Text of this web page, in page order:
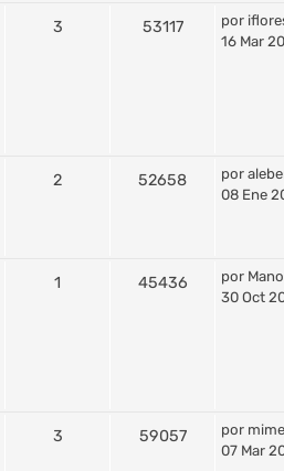
3 53117 por
16 Mar
2 52658 por
08 Ene
1 45436 por
30 Oct
3 59057 por
07 Mar